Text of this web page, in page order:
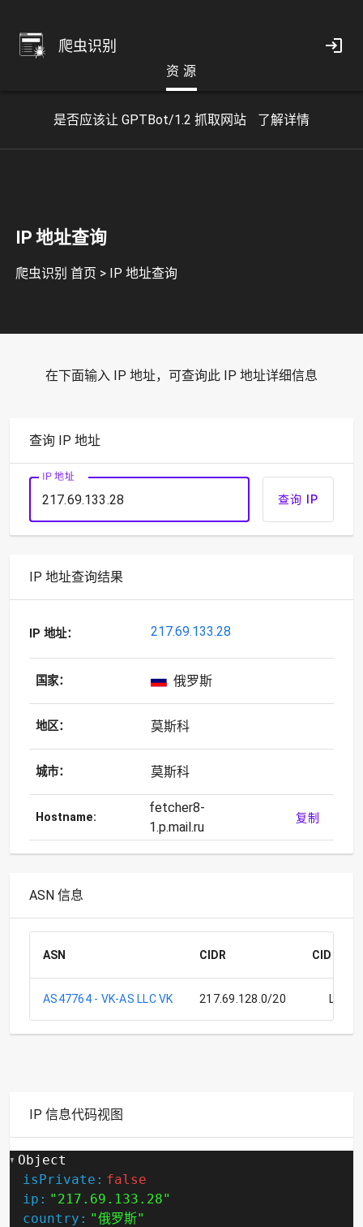
爬虫识别
资 源
是否应该让 GPTBot/1.2 抓取网站 了解详情
IP 地址查询
爬虫识别 首页 > IP 地址查询
在下面输入 IP 地址，可查询此 IP 地址详细信息
查询 IP 地址
IP 地址
查询 IP
IP 地址查询结果
IP 地址： 217.69.133.28
国家： 俄罗斯
地区： 莫斯科
城市： 莫斯科
Hostname:
fetcher8-
1.p.mail.ru
复制
ASN 信息
ASN CIDR CIDR 说
AS47764 - VK-AS LLC VK 217.69.128.0/20 LLC
IP 信息代码视图
Object
isPrivate: false
ip: "217.69.133.28"
country: "俄罗斯"